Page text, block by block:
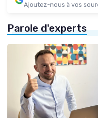
Ajoutez-nous à vos
Parole d'experts